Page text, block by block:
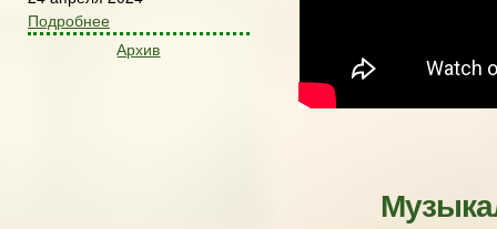
Подробнее
Архив